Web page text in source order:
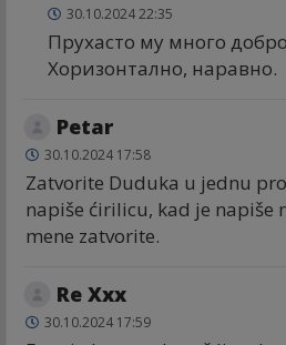
30.10.2024 22:35
Прухасто му много добро
Хоризонтално, наравно.
Petar
30.10.2024 17:58
Zatvorite Duduka u jednu
napiše ćirilicu, kad je napiše
mene zatvorite.
Re Xxx
30.10.2024 17:59